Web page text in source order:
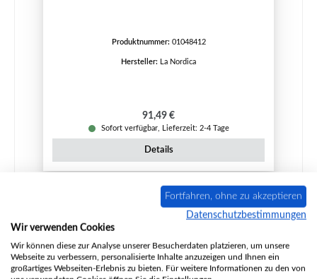
Produktnummer: 01048412
Hersteller: La Nordica
Regulärer Preis:
91,49 €
Sofort verfügbar, Lieferzeit: 2-4 Tage
Details
Fortfahren, ohne zu akzeptieren
Datenschutzbestimmungen
Wir verwenden Cookies
Wir können diese zur Analyse unserer Besucherdaten platzieren, um unsere
Webseite zu verbessern, personalisierte Inhalte anzuzeigen und Ihnen ein
großartiges Webseiten-Erlebnis zu bieten. Für weitere Informationen zu den von